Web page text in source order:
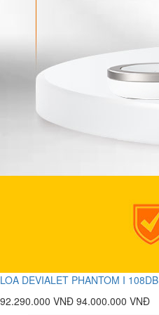
LOA DEVIALET PHANTOM I 108DB
92.290.000 VNĐ 94.000.000 VNĐ